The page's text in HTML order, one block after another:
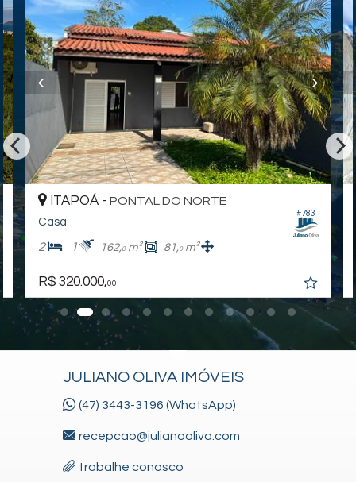
Valores e condições podem ser alterados sem aviso prévio.
Endereço:
RUA 1590 NOSSA SENHORA PERPÉTUO SOCORRO, nº
685
Itapoá
Itapoá /
SC
#783
ITAPOÁ - PONTAL DO NORTE
Casa
2 1 162,0m² 81,0m²
R$ 320.000,00
JULIANO OLIVA IMÓVEIS
(47) 3443-3196 (WhatsApp)
recepcao@julianooliva.com
trabalhe conosco